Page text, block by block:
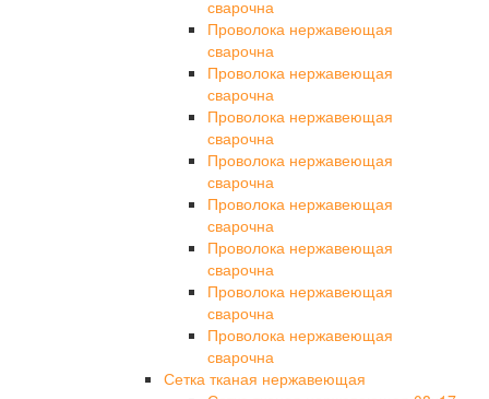
сварочна
Проволока нержавеющая
сварочна
Проволока нержавеющая
сварочна
Проволока нержавеющая
сварочна
Проволока нержавеющая
сварочна
Проволока нержавеющая
сварочна
Проволока нержавеющая
сварочна
Проволока нержавеющая
сварочна
Проволока нержавеющая
сварочна
Сетка тканая нержавеющая